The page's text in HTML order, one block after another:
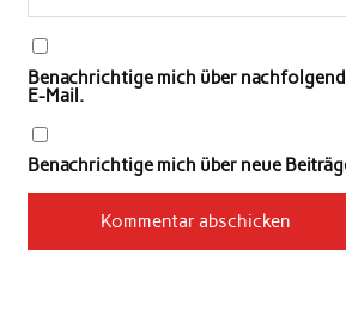
Benachrichtige mich über
E-Mail.
Benachrichtige mich über neue